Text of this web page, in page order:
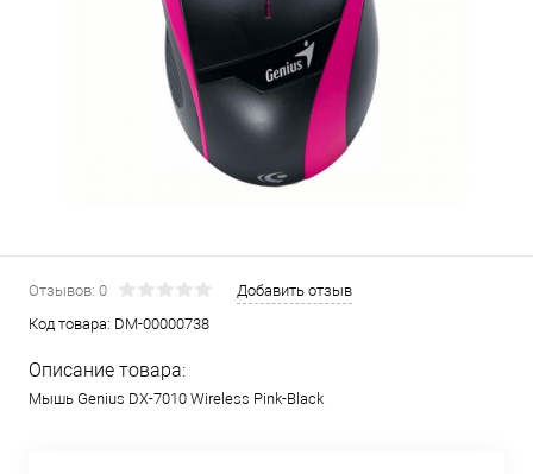
Отзывов: 0
Добавить отзыв
Код товара: DM-00000738
Описание товара:
Мышь Genius DX-7010 Wireless Pink-Black